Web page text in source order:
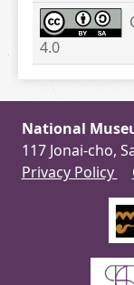
4.0
National
117 Jonai-cho,
Privacy Policy